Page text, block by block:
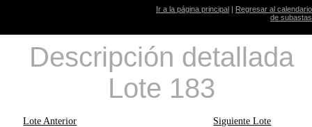
Ir a la página principal | Regresar al calendario
de subastas
Descripción detallada
Lote 183
Lote Anterior Siguiente Lote